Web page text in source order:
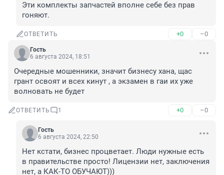
Эти комплекты запчастей вполне себе без прав
гоняют.
ОТВЕТИТЬ +0 –0
Гость
6 августа 2024, 18:51
Очередные мошенники, значит бизнесу хана, щас
грант освоят и всех кинут , а экзамен в гаи их уже
волновать не будет
ОТВЕТИТЬ 1 +0 –0
Гость
6 августа 2024, 22:50
Нет кстати, бизнес процветает. Люди нужные есть
в правительстве просто! Лицензии нет, заключения
нет, а КАК-ТО ОБУЧАЮТ)))